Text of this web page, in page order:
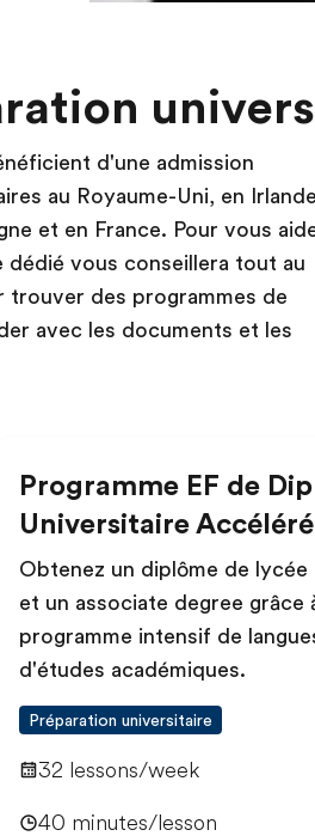
d'une admission
au Royaume-Uni, en
et en France. Pour vous
dédié vous conseillera tout au
trouver des programmes de
avec les documents et les
Programme EF de
Universitaire Accéléré
Obtenez un diplôme de lycée
et un associate degree grâce
programme intensif de
d'études académiques.
Préparation universitaire
32 lessons/week
40 minutes/lesson